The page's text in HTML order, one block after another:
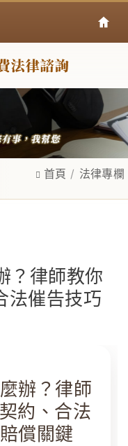
首頁 法律專欄
？律師教你
法催告技巧
辦？律師
約、合法
償關鍵